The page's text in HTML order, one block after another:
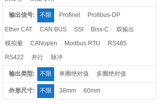
输出信号: 不限 Profinet Profibus-DP
Ether CAT CAN BUS SSI Biss-C
双输出
模拟量
CANopen Modbus RTU
RS485
RS422
并行 脉冲
输出类型: 不限 单圈绝对值 多圈绝对值
外形尺寸: 不限 38mm 60mm